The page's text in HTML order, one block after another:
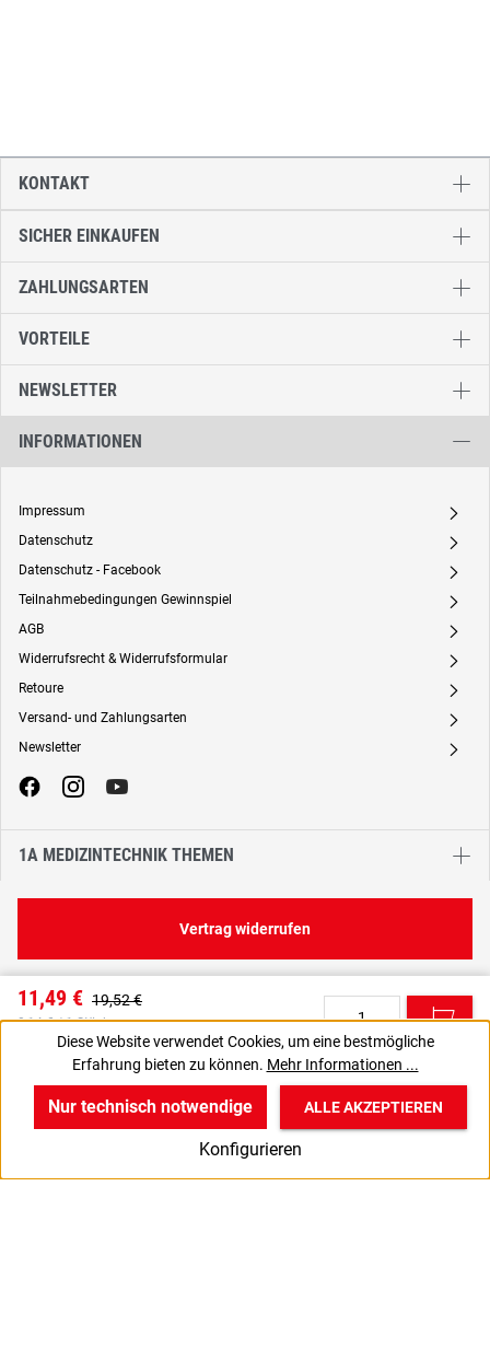
11,49 € 19,52 €
0,14 € / 1 Stück
9,66 € zzgl. MwSt., | zzgl. Versand
C
SICHER EINKAUFEN
ZAHLUNGSARTEN
VORTEILE
NEWSLETTER
INFORMATIONEN
Impressum A
Datenschutz A
Datenschutz - Facebook A
Teilnahmebedingungen Gewinnspiel A
AGB A
Widerrufsrecht & Widerrufsformular A
Retoure A
Versand- und Zahlungsarten A
Newsletter A
1A MEDIZINTECHNIK THEMEN
KONTAKT
Vertrag widerrufen
Diese Website verwendet Cookies, um eine bestmögliche
Erfahrung bieten zu können. Mehr Informationen ...
Nur technisch notwendige
Konfigurieren
ALLE AKZEPTIEREN
v
Produkte
B